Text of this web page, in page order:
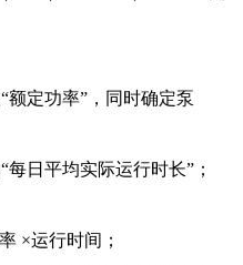
额定功率”，同时确定泵
日平均实际运行时长”；
×运行时间；